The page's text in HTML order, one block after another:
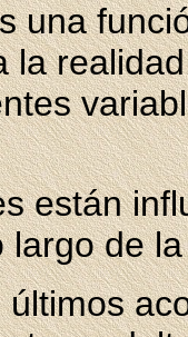
una
la
están
largo de